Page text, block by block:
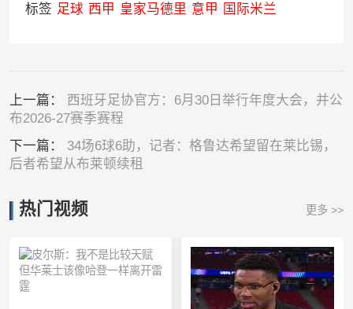
标签 足球 西甲 皇家马德里 意甲 国际米兰
上一篇： 西班牙足协官方：6月30日举行年度大会，并公
布2026-27赛季赛程
下一篇： 34场6球6助，记者：格鲁达希望留在莱比锡，
后者希望从布莱顿续租
热门视频 更多 >>